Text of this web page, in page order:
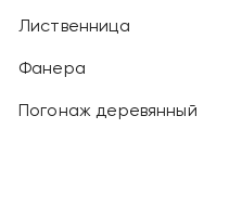
Лиственница
Фанера
Погонаж деревянный